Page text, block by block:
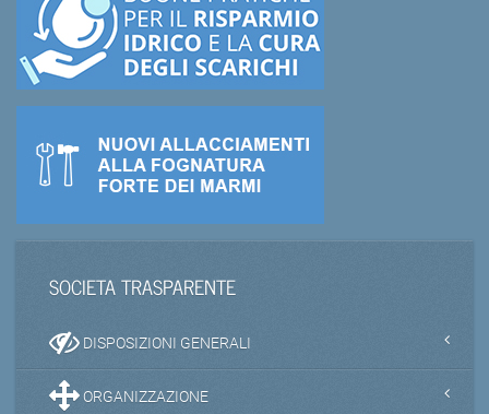
SOCIETA TRASPARENTE
DISPOSIZIONI GENERALI
ORGANIZZAZIONE